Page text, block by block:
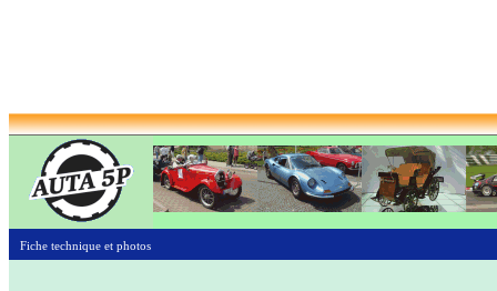
Fiche technique et photos